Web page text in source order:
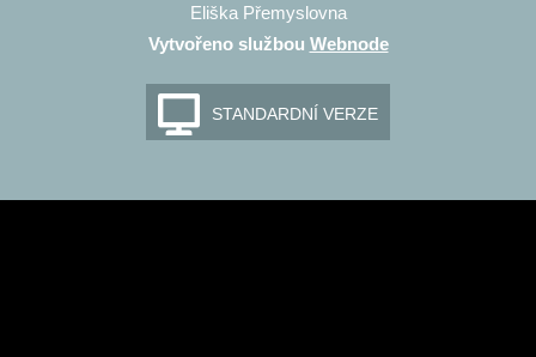
Eliška Přemyslovna
Vytvořeno službou Webnode
STANDARDNÍ VERZE